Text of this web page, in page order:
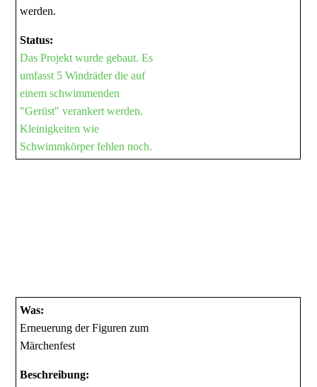
werden.
Status:
Das Projekt wurde gebaut. Es
umfasst 5 Windräder die auf
einem schwimmenden
"Gerüst" verankert werden.
Kleinigkeiten wie
Schwimmkörper fehlen noch.
Was:
Erneuerung der Figuren zum
Märchenfest
Beschreibung: